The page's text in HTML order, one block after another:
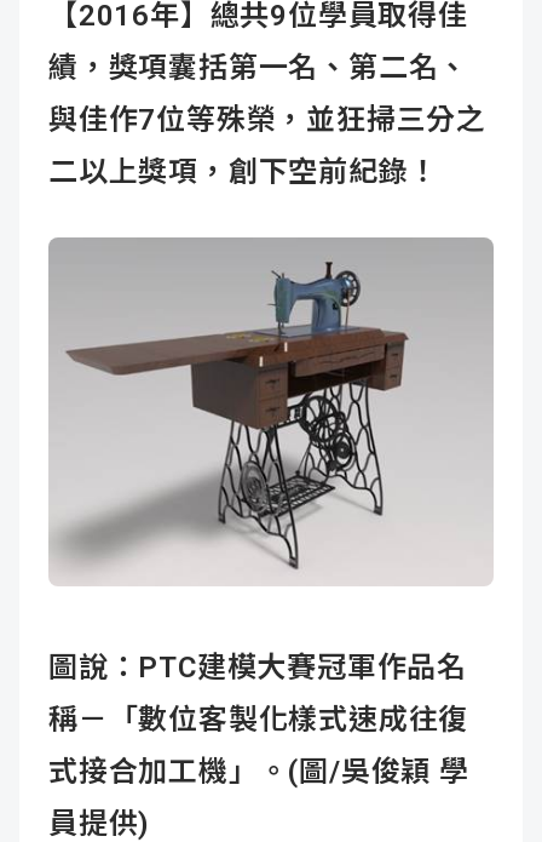
【2016年】總共9位學員取得佳
績，獎項囊括第一名、第二名、
與佳作7位等殊榮，並狂掃三分之
二以上獎項，創下空前紀錄！
圖說：PTC建模大賽冠軍作品名
稱－「數位客製化樣式速成往復
式接合加工機」。(圖/吳俊穎 學
員提供)